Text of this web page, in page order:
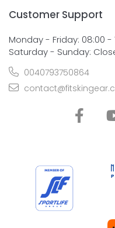
Customer Support
Monday - Friday: 08:00 -
Saturday - Sunday:
0040793750864